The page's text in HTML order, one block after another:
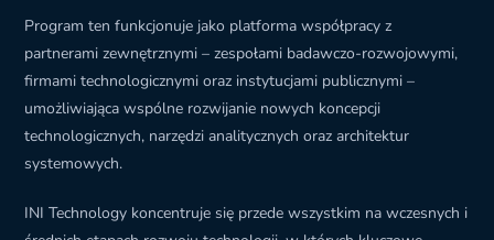
Program ten funkcjonuje jako platforma współpracy z
partnerami zewnętrznymi – zespołami badawczo-rozwojowymi,
firmami technologicznymi oraz instytucjami publicznymi –
umożliwiająca wspólne rozwijanie nowych koncepcji
technologicznych, narzędzi analitycznych oraz architektur
systemowych.
INI Technology koncentruje się przede wszystkim na wczesnych i